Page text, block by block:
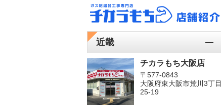
近畿
チカラもち大阪店
〒577-0843
大阪府東大阪市荒川3丁目
25-19